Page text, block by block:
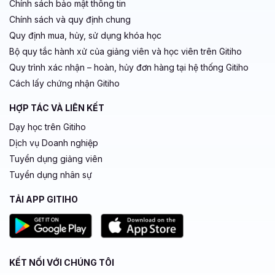
Chính sách bảo mật thông tin
Chính sách và quy định chung
Quy định mua, hủy, sử dụng khóa học
Bộ quy tắc hành xử của giảng viên và học viên trên Gitiho
Quy trình xác nhận – hoàn, hủy đơn hàng tại hệ thống Gitiho
Cách lấy chứng nhận Gitiho
HỢP TÁC VÀ LIÊN KẾT
Dạy học trên Gitiho
Dịch vụ Doanh nghiệp
Tuyển dụng giảng viên
Tuyển dụng nhân sự
TẢI APP GITIHO
KẾT NỐI VỚI CHÚNG TÔI